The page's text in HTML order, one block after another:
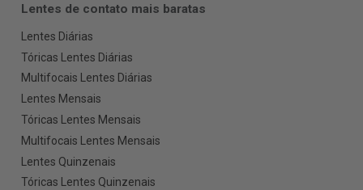
Lentes de contato mais baratas
Lentes Diárias
Tóricas Lentes Diárias
Multifocais Lentes Diárias
Lentes Mensais
Tóricas Lentes Mensais
Multifocais Lentes Mensais
Lentes Quinzenais
Tóricas Lentes Quinzenais